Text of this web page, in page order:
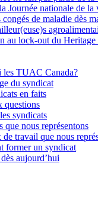
Journée nationale de
congés de maladie dès
au lock-out du Heritage
les TUAC Canada?
du syndicat
en faits
questions
syndicats
que nous représentons
travail que nous
former un syndicat
aujourd’hui